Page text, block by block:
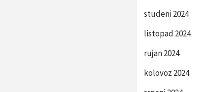
studeni 2024
listopad 2024
rujan 2024
kolovoz 2024